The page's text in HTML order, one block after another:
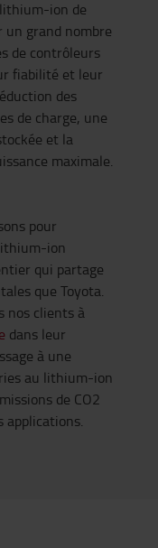
ion de
un grand nombre
de contrôleurs
fiabilité et leur
des
de charge, une
et la
maximale.
pour
ion
qui partage
que Toyota.
nos clients à
dans leur
à une
au lithium-ion
de CO2
applications.